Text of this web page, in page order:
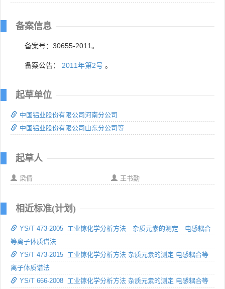
备案信息
备案号：30655-2011。
备案公告： 2011年第2号 。
起草单位
中国铝业股份有限公司河南分公司
中国铝业股份有限公司山东分公司等
起草人
梁倩 王书勤
相近标准(计划)
YS/T 473-2005 工业镓化学分析方法 杂质元素的测定 电感耦合
等离子体质谱法
YS/T 473-2015 工业镓化学分析方法 杂质元素的测定 电感耦合等
离子体质谱法
YS/T 666-2008 工业镓化学分析方法 杂质元素的测定 电感耦合等